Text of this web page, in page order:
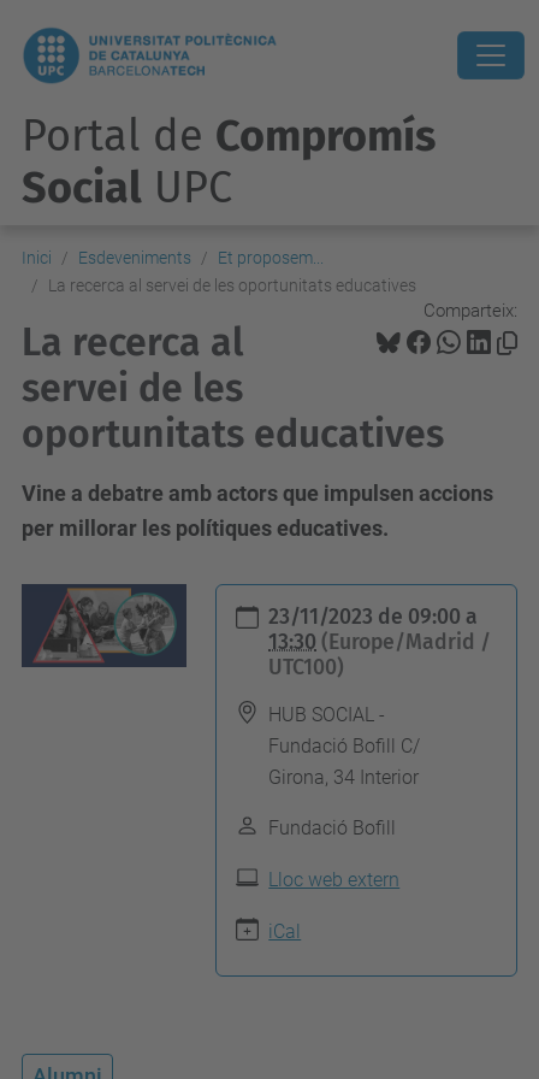
Portal de Compromís
Social UPC
Inici Esdeveniments
Et proposem...
La recerca al servei de les oportunitats educatives
Comparteix:
La recerca al
servei de les
oportunitats educatives
Vine a debatre amb actors que impulsen accions
per millorar les polítiques educatives.
t
a
23/11/2023 de 09:00 a
13:30 (Europe/Madrid /
UTC100)
HUB SOCIAL -
Fundació Bofill C/
Girona, 34 Interior
Fundació Bofill
Lloc web extern
iCal